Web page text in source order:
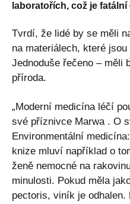
laboratořích, což je
Tvrdí, že lidé by se měli
na materiálech, které
Jednoduše řečeno – měli
příroda.
„Moderní medicína léčí
své příznivce Marwa . O
Environmentální
knize mluví například o
ženě nemocné na
minulosti. Pokud měla
pectoris, viník je odhalen.